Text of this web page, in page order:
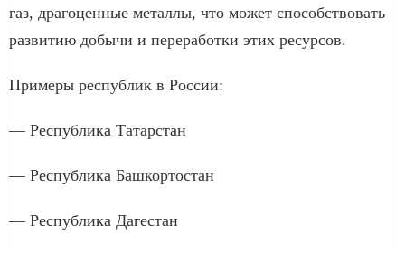
газ, драгоценные металлы, что может способствовать
развитию добычи и переработки этих ресурсов.
Примеры республик в России:
— Республика Татарстан
— Республика Башкортостан
— Республика Дагестан